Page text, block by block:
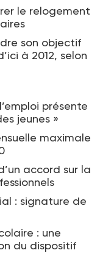
le relogement
son objectif
à 2012, selon
présente
jeunes »
maximale
accord sur la
: signature de
: une
du dispositif